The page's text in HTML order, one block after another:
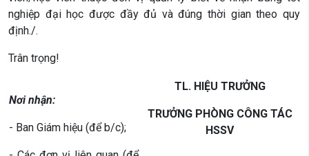
nghiệp đại học được đầy đủ và đúng thời gian theo quy
định./.
Trân trọng!
Nơi nhận:
- Ban Giám hiệu (để b/c);
TL. HIỆU TRƯỞNG
TRƯỞNG PHÒNG CÔNG TÁC
HSSV